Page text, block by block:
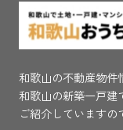
和歌山の不動産物件
和歌山の新築一戸建
ご紹介していますの